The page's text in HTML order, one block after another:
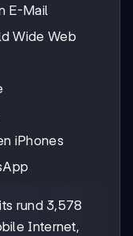
E-Mail
Wide Web
iPhones
rund 3,578
Internet,